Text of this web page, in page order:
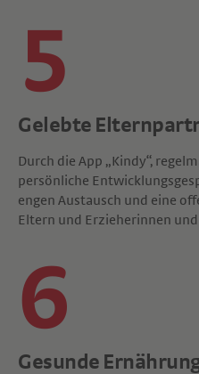
5
Gelebte
Durch die App „Kindy“,
persönliche
engen Austausch und eine
Eltern und Erzieherinnen
6
Gesunde